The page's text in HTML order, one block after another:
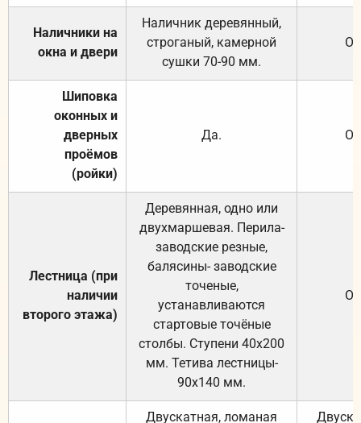
Наличники на
окна и двери
Наличник деревянный,
строганый, камерной
сушки 70-90 мм.
Шиповка
оконных и
дверных
проёмов
(ройки)
Да.
Лестница (при
наличии
второго этажа)
Деревянная, одно или
двухмаршевая. Перила-
заводские резные,
балясины- заводские
точеные,
устанавливаются
стартовые точёные
столбы. Ступени 40х200
мм. Тетива лестницы-
90х140 мм.
Двускатная, ломаная